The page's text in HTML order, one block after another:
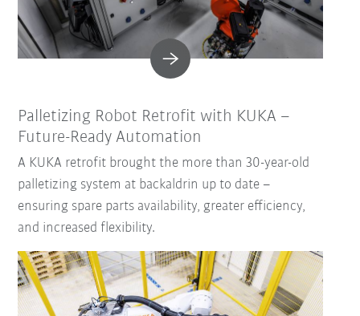
Palletizing Robot Retrofit with KUKA –
Future-Ready Automation
A KUKA retrofit brought the more than 30-year-old
palletizing system at backaldrin up to date –
ensuring spare parts availability, greater efficiency,
and increased flexibility.